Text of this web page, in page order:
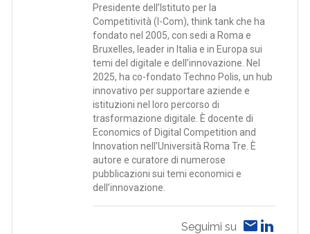
Presidente dell’Istituto per la
Competitività (I-Com), think tank che ha
fondato nel 2005, con sedi a Roma e
Bruxelles, leader in Italia e in Europa sui
temi del digitale e dell’innovazione. Nel
2025, ha co-fondato Techno Polis, un hub
innovativo per supportare aziende e
istituzioni nel loro percorso di
trasformazione digitale. È docente di
Economics of Digital Competition and
Innovation nell’Università Roma Tre. È
autore e curatore di numerose
pubblicazioni sui temi economici e
dell’innovazione.
Seguimi su